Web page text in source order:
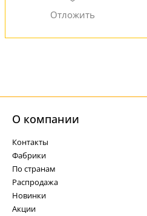
О компании
Контакты
Фабрики
По странам
Распродажа
Новинки
Акции